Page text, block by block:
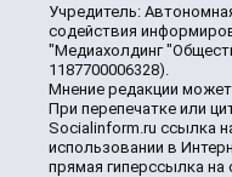
Учредитель:
содействия
"Медиахолдинг
1187700006328).
Мнение редакции
При перепечатке или
Socialinform.ru ссылка
использовании в
прямая гиперссылка на